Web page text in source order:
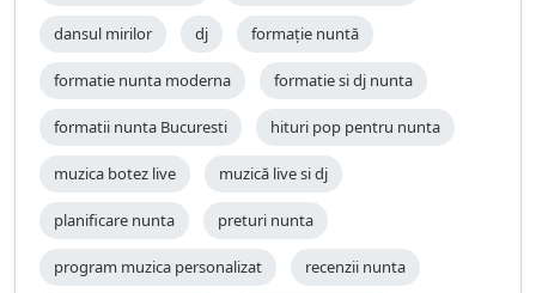
dansul mirilor dj formație nuntă
formatie nunta moderna formatie si dj nunta
formatii nunta Bucuresti hituri pop pentru nunta
muzica botez live muzică live si dj
planificare nunta preturi nunta
program muzica personalizat recenzii nunta